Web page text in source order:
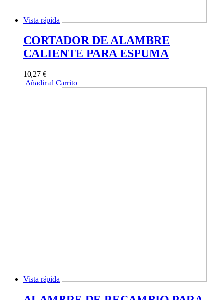
Vista rápida
CORTADOR DE ALAMBRE
CALIENTE PARA ESPUMA
10,27 €
Añadir al Carrito
Vista rápida